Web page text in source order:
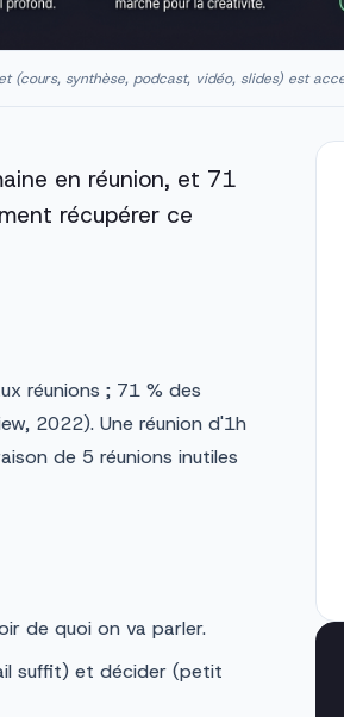
(cours, synthèse, podcast, vidéo, slides) est
en réunion, et 71
récupérer ce
réunions ; 71 % des
2022). Une réunion d'1h
de 5 réunions inutiles
de quoi on va parler.
suffit) et décider (petit